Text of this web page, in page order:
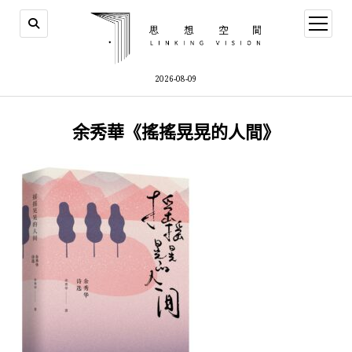
2026-08-09
open
menu
余秀華《搖搖晃晃的人間》